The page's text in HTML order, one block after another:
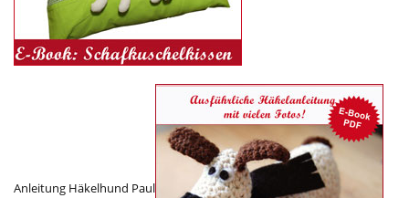
Anleitung Häkelhund Paul